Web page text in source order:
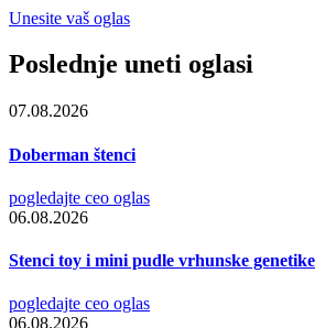
Unesite vaš oglas
Poslednje uneti oglasi
07.08.2026
Doberman štenci
pogledajte ceo oglas
06.08.2026
Stenci toy i mini pudle vrhunske genetike
pogledajte ceo oglas
06.08.2026